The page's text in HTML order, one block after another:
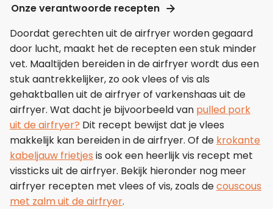
Onze verantwoorde recepten
Doordat gerechten uit de airfryer worden gegaard
door lucht, maakt het de recepten een stuk minder
vet. Maaltijden bereiden in de airfryer wordt dus een
stuk aantrekkelijker, zo ook vlees of vis als
gehaktballen uit de airfryer of varkenshaas uit de
airfryer. Wat dacht je bijvoorbeeld van pulled pork
uit de airfryer? Dit recept bewijst dat je vlees
makkelijk kan bereiden in de airfryer. Of de krokante
kabeljauw frietjes is ook een heerlijk vis recept met
vissticks uit de airfryer. Bekijk hieronder nog meer
airfryer recepten met vlees of vis, zoals decouscous
met zalm uit de airfryer.